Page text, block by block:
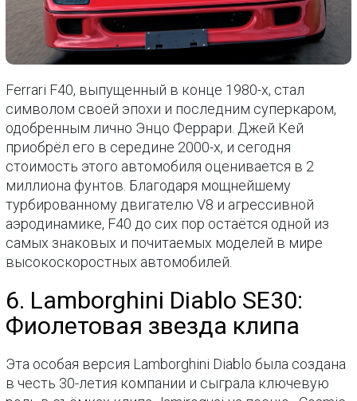
Ferrari F40, выпущенный в конце 1980-х, стал
символом своей эпохи и последним суперкаром,
одобренным лично Энцо Феррари. Джей Кей
приобрёл его в середине 2000-х, и сегодня
стоимость этого автомобиля оценивается в 2
миллиона фунтов. Благодаря мощнейшему
турбированному двигателю V8 и агрессивной
аэродинамике, F40 до сих пор остаётся одной из
самых знаковых и почитаемых моделей в мире
высокоскоростных автомобилей.
6. Lamborghini Diablo SE30:
Фиолетовая звезда клипа
Эта особая версия Lamborghini Diablo была создана
в честь 30-летия компании и сыграла ключевую